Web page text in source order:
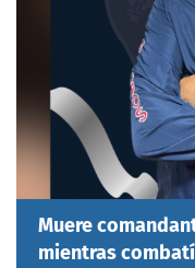
Muere
mientras